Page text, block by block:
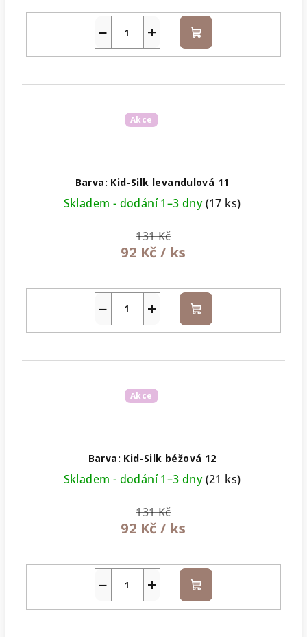
+
− Do
košíku
Akce
Barva: Kid-Silk levandulová 11
Skladem - dodání 1–3 dny(17 ks)
131 Kč
92 Kč / ks
+
− Do
košíku
Akce
Barva: Kid-Silk béžová 12
Skladem - dodání 1–3 dny(21 ks)
131 Kč
92 Kč / ks
+
− Do
košíku